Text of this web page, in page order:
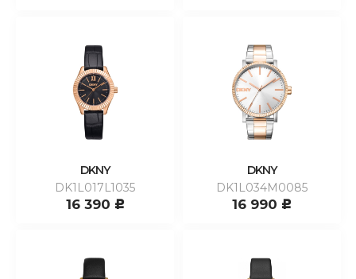
DKNY
DK1L017L1035
16 390 c
DKNY
DK1L034M0085
16 990 c